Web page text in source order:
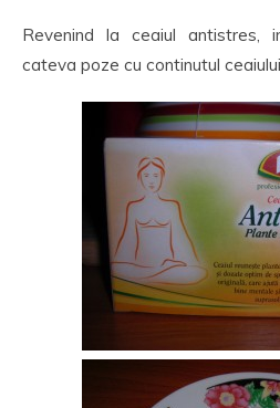
Revenind la ceaiul antistres,
cateva poze cu continutul